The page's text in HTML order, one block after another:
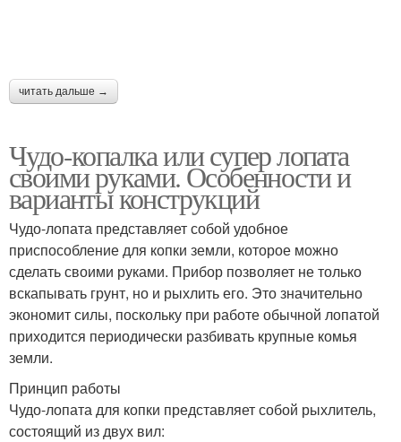
читать дальше →
Чудо-копалка или супер лопата
своими руками. Особенности и
варианты конструкций
Чудо-лопата представляет собой удобное
приспособление для копки земли, которое можно
сделать своими руками. Прибор позволяет не только
вскапывать грунт, но и рыхлить его. Это значительно
экономит силы, поскольку при работе обычной лопатой
приходится периодически разбивать крупные комья
земли.
Принцип работы
Чудо-лопата для копки представляет собой рыхлитель,
состоящий из двух вил: